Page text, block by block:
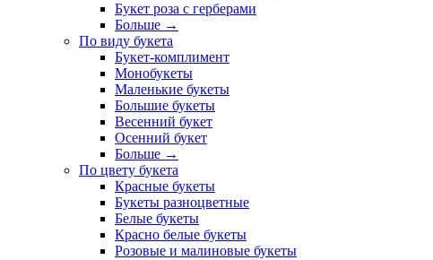
Букет роза с герберами
Больше →
По виду букета
Букет-комплимент
Монобукеты
Маленькие букеты
Большие букеты
Весенний букет
Осенний букет
Больше →
По цвету букета
Красные букеты
Букеты разноцветные
Белые букеты
Красно белые букеты
Розовые и малиновые букеты